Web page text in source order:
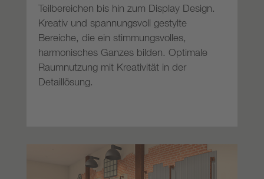
Teilbereichen bis hin zum Display Design.
Kreativ und spannungsvoll gestylte
Bereiche, die ein stimmungsvolles,
harmonisches Ganzes bilden. Optimale
Raumnutzung mit Kreativität in der
Detaillösung.